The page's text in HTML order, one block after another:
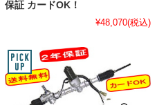
保証 カードOK！
¥48,070(税込)